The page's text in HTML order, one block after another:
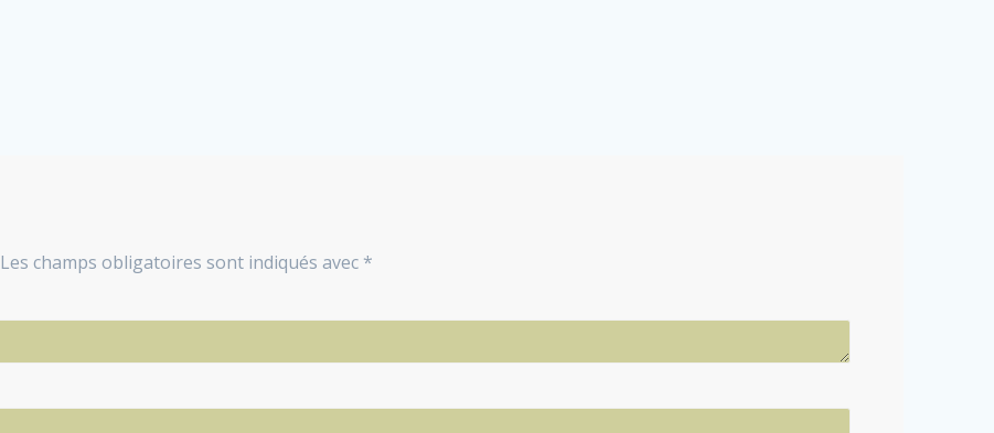
Les champs obligatoires sont indiqués avec *